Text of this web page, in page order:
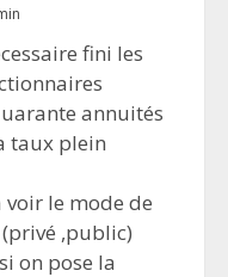
fini les
annuités
taux plein
le mode de
,public)
on pose la